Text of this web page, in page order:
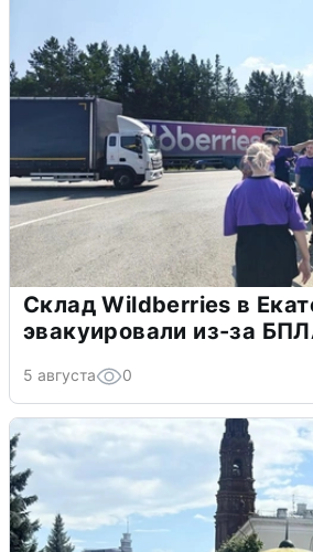
Склад Wildberries в
эвакуировали из-за
5 августа 0